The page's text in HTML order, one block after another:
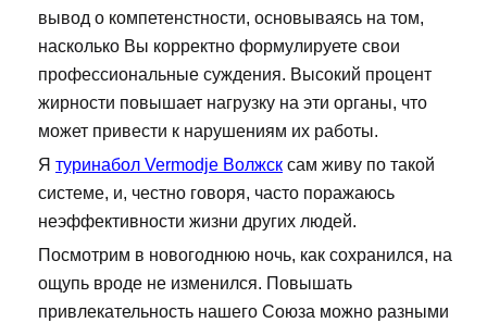
вывод о компетенстности, основываясь на том,
насколько Вы корректно формулируете свои
профессиональные суждения. Высокий процент
жирности повышает нагрузку на эти органы, что
может привести к нарушениям их работы.
Я туринабол Vermodje Волжск сам живу по такой
системе, и, честно говоря, часто поражаюсь
неэффективности жизни других людей.
Посмотрим в новогоднюю ночь, как сохранился, на
ощупь вроде не изменился. Повышать
привлекательность нашего Союза можно разными